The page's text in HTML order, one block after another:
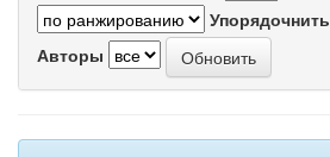
Упорядочнить
Авторы